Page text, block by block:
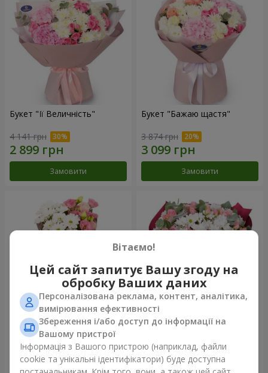
Букет "Її Величність"
4 141 грн
Замовити
Букет "Бажаю щастя"
3 874 грн
Замовити
Букет "Юмокі"
1 175 грн
Букет "Чарівність ніжності"
3 249 грн
Вітаємо!
Цей сайт запитує Вашу згоду на
обробку Ваших даних
Персоналізована реклама, контент, аналітика,
вимірювання ефективності
Збереження і/або доступ до інформації на
Вашому пристрої
Інформація з Вашого пристрою (наприклад, файли
cookie та унікальні ідентифікатори) буде доступна